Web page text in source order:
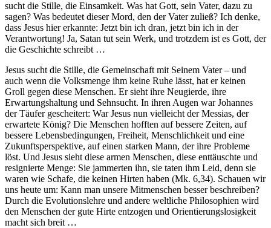
sucht die Stille, die Einsamkeit. Was hat Gott, sein Vater, dazu zu
sagen? Was bedeutet dieser Mord, den der Vater zuließ? Ich denke,
dass Jesus hier erkannte: Jetzt bin ich dran, jetzt bin ich in der
Verantwortung! Ja, Satan tut sein Werk, und trotzdem ist es Gott, der
die Geschichte schreibt …
Jesus sucht die Stille, die Gemeinschaft mit Seinem Vater – und
auch wenn die Volksmenge ihm keine Ruhe lässt, hat er keinen
Groll gegen diese Menschen. Er sieht ihre Neugierde, ihre
Erwartungshaltung und Sehnsucht. In ihren Augen war Johannes
der Täufer gescheitert: War Jesus nun vielleicht der Messias, der
erwartete König? Die Menschen hofften auf bessere Zeiten, auf
bessere Lebensbedingungen, Freiheit, Menschlichkeit und eine
Zukunftsperspektive, auf einen starken Mann, der ihre Probleme
löst. Und Jesus sieht diese armen Menschen, diese enttäuschte und
resignierte Menge: Sie jammerten ihn, sie taten ihm Leid, denn sie
waren wie Schafe, die keinen Hirten haben (Mk. 6,34). Schauen wir
uns heute um: Kann man unsere Mitmenschen besser beschreiben?
Durch die Evolutionslehre und andere weltliche Philosophien wird
den Menschen der gute Hirte entzogen und Orientierungslosigkeit
macht sich breit …